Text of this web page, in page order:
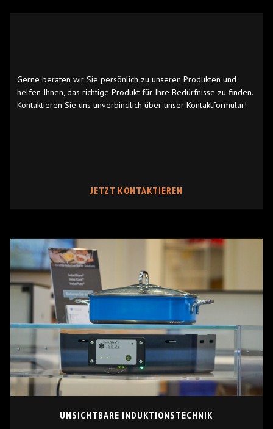
Gerne beraten wir Sie persönlich zu unseren Produkten und
helfen Ihnen, das richtige Produkt für Ihre Bedürfnisse zu finden.
Kontaktieren Sie uns unverbindlich über unser Kontaktformular!
JETZT KONTAKTIEREN
UNSICHTBARE INDUKTIONSTECHNIK